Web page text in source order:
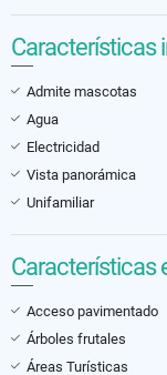
Características
Admite mascotas
Agua
Electricidad
Vista panorámica
Unifamiliar
Características
Acceso pavimentado
Árboles frutales
Áreas Turísticas